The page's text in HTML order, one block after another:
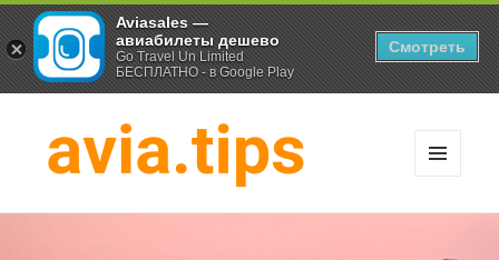
Aviasales —
авиабилеты дешево
Go Travel Un Limited
БЕСПЛАТНО - в Google Play
Смотреть